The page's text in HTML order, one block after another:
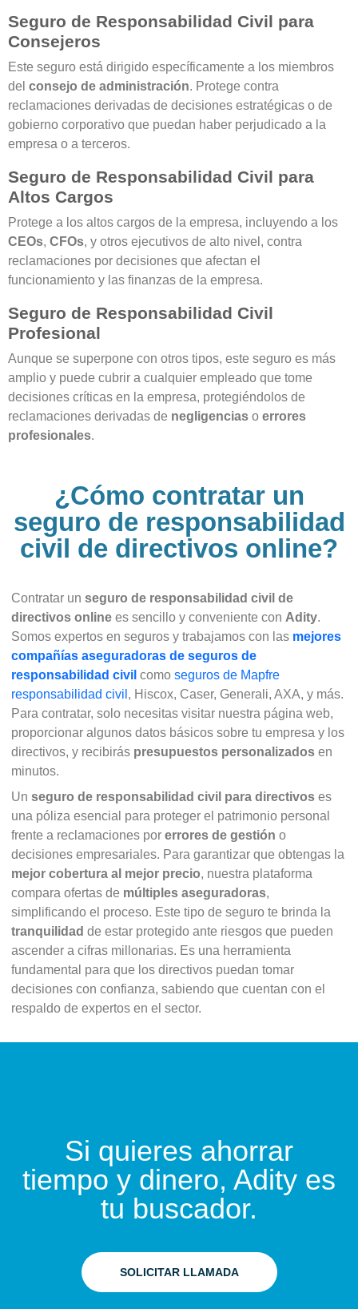
Seguro de Responsabilidad Civil para
Consejeros
Este seguro está dirigido específicamente a los miembros
del consejo de administración. Protege contra
reclamaciones derivadas de decisiones estratégicas o de
gobierno corporativo que puedan haber perjudicado a la
empresa o a terceros.
Seguro de Responsabilidad Civil para
Altos Cargos
Protege a los altos cargos de la empresa, incluyendo a los
CEOs, CFOs, y otros ejecutivos de alto nivel, contra
reclamaciones por decisiones que afectan el
funcionamiento y las finanzas de la empresa.
Seguro de Responsabilidad Civil
Profesional
Aunque se superpone con otros tipos, este seguro es más
amplio y puede cubrir a cualquier empleado que tome
decisiones críticas en la empresa, protegiéndolos de
reclamaciones derivadas de negligencias o errores
profesionales.
¿Cómo contratar un
seguro de responsabilidad
civil de directivos online?
Contratar un seguro de responsabilidad civil de
directivos online es sencillo y conveniente con Adity.
Somos expertos en seguros y trabajamos con las mejores
compañías aseguradoras de seguros de
responsabilidad civil como seguros de Mapfre
responsabilidad civil , Hiscox, Caser, Generali, AXA, y más.
Para contratar, solo necesitas visitar nuestra página web,
proporcionar algunos datos básicos sobre tu empresa y los
directivos, y recibirás presupuestos personalizados en
minutos.
Un seguro de responsabilidad civil para directivos es
una póliza esencial para proteger el patrimonio personal
frente a reclamaciones por errores de gestión o
decisiones empresariales. Para garantizar que obtengas la
mejor cobertura al mejor precio, nuestra plataforma
compara ofertas de múltiples aseguradoras,
simplificando el proceso. Este tipo de seguro te brinda la
tranquilidad de estar protegido ante riesgos que pueden
ascender a cifras millonarias. Es una herramienta
fundamental para que los directivos puedan tomar
decisiones con confianza, sabiendo que cuentan con el
respaldo de expertos en el sector.
Si quieres ahorrar
tiempo y dinero, Adity es
tu buscador.
SOLICITAR LLAMADA